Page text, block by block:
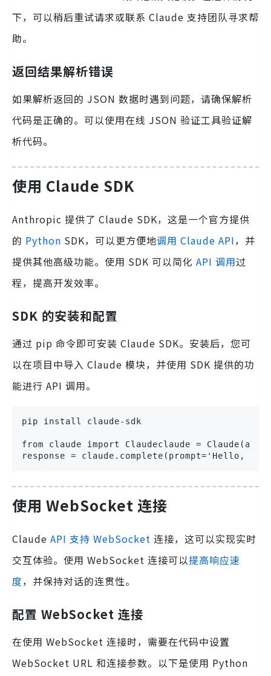
下，可以稍后重试请求或联系 Claude 支持团队寻求帮
助。
返回结果解析错误
如果解析返回的 JSON 数据时遇到问题，请确保解析
代码是正确的。可以使用在线 JSON 验证工具验证解
析代码。
使用 Claude SDK
Anthropic 提供了 Claude SDK，这是一个官方提供
的 Python SDK，可以更方便地调用 Claude API，并
提供其他高级功能。使用 SDK 可以简化 API 调用过
程，提高开发效率。
SDK 的安装和配置
通过 pip 命令即可安装 Claude SDK。安装后，您可
以在项目中导入 Claude 模块，并使用 SDK 提供的功
能进行 API 调用。
pip install claude-sdk
from claude import Claudeclaude =
response = claude.complete(prompt='Hello,
使用 WebSocket 连接
Claude API 支持 WebSocket 连接，这可以实现实时
交互体验。使用 WebSocket 连接可以提高响应速
度，并保持对话的连贯性。
配置 WebSocket 连接
在使用 WebSocket 连接时，需要在代码中设置
WebSocket URL 和连接参数。以下是使用 Python